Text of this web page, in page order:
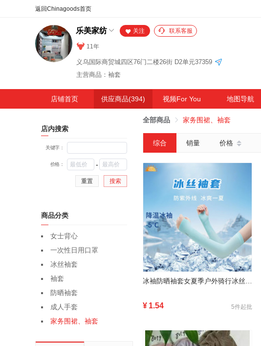
乐美家纺
11年
关注 联系客服
义乌国际商贸城四区76门二楼26街 D2单元37359
主营商品：袖套
店铺首页 供应商品(394) 视频For You 地图导航
店内搜索
关键字：
价格： -
重置 搜索
商品分类
女士背心
一次性日用口罩
冰丝袖套
袖套
防晒袖套
成人手套
家务围裙、袖套
全部商品 家务围裙、袖套
综合 销量 价格
¥ 1.54 5件起批